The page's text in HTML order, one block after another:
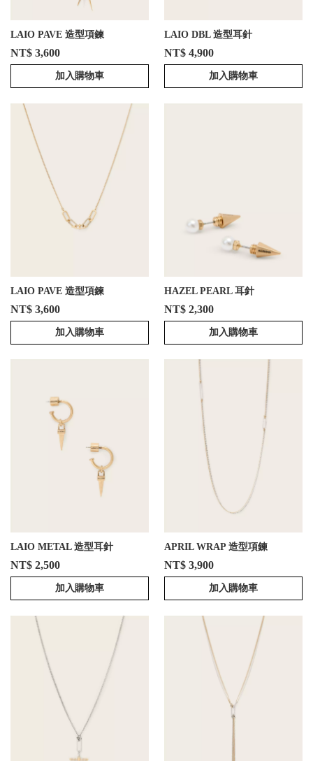
LAIO PAVE 造型項鍊
NT$ 3,600
加入購物車
LAIO DBL 造型耳針
NT$ 4,900
加入購物車
LAIO PAVE 造型項鍊
NT$ 3,600
加入購物車
HAZEL PEARL 耳針
NT$ 2,300
加入購物車
LAIO METAL 造型耳針
NT$ 2,500
加入購物車
APRIL WRAP 造型項鍊
NT$ 3,900
加入購物車